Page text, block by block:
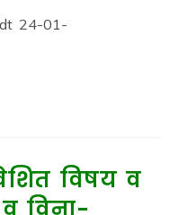
24-01-
विषय व